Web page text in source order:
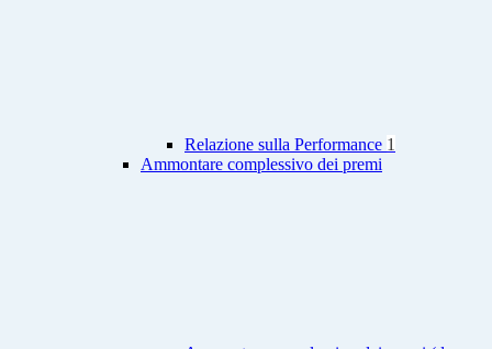
Relazione sulla Performance 1
Ammontare complessivo dei premi